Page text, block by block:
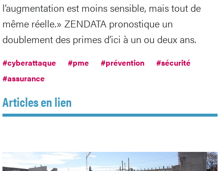
l’augmentation est moins sensible, mais tout de
même réelle.» ZENDATA pronostique un
doublement des primes d’ici à un ou deux ans.
#cyberattaque #pme #prévention
#sécurité
#assurance
Articles en lien